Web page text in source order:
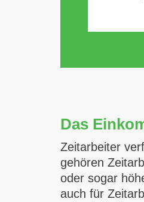
Das
Zeitarbeiter
gehören
oder sogar
auch für